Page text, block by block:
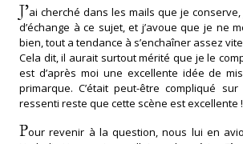
J’ai cherché dans les mails que je
d’échange à ce sujet, et j’avoue que je ne
bien, tout a tendance à s’enchaîner assez
Cela dit, il aurait surtout mérité que je le
est d’après moi une excellente idée de
primarque. C’était peut-être compliqué sur
ressenti reste que cette scène est excellente !
Pour revenir à la question, nous lui en